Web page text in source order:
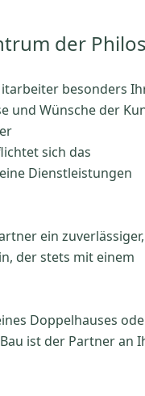
der
besonders
und Wünsche der
sich das
Dienstleistungen
ein zuverlässiger,
der stets mit einem
Doppelhauses
ist der Partner an